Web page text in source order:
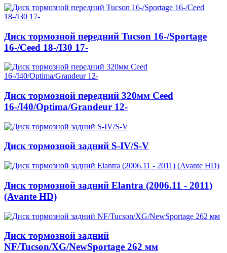
Диск тормозной передний Tucson 16-/Sportage
16-/Ceed 18-/I30 17-
Диск тормозной передний 320мм Ceed
16-/I40/Optima/Grandeur 12-
Диск тормозной задний S-IV/S-V
Диск тормозной задний Elantra (2006.11 - 2011)
(Avante HD)
Диск тормозной задний
NF/Tucson/XG/NewSportage 262 мм